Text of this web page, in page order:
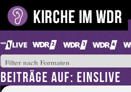
BEITRÄGE AUF: EINSLIVE